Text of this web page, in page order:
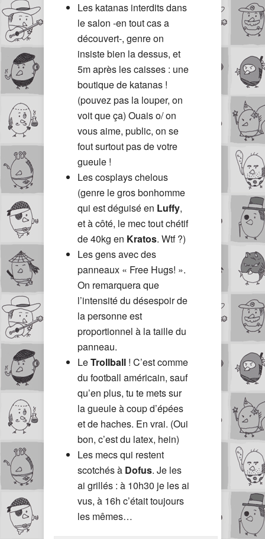
Les katanas interdits dans
le salon -en tout cas a
découvert-, genre on
insiste bien la dessus, et
5m après les caisses : une
boutique de katanas !
(pouvez pas la louper, on
voit que ça) Ouais o/ on
vous aime, public, on se
fout surtout pas de votre
gueule !
Les cosplays chelous
(genre le gros bonhomme
qui est déguisé en Luffy,
et à côté, le mec tout chétif
de 40kg en Kratos. Wtf ?)
Les gens avec des
panneaux « Free Hugs! ».
On remarquera que
l’intensité du désespoir de
la personne est
proportionnel à la taille du
panneau.
LeTrollball ! C’est comme
du football américain, sauf
qu’en plus, tu te mets sur
la gueule à coup d’épées
et de haches. En vrai. (Oui
bon, c’est du latex, hein)
Les mecs qui restent
scotchés à Dofus. Je les
ai grillés : à 10h30 je les ai
vus, à 16h c’était toujours
les mêmes…